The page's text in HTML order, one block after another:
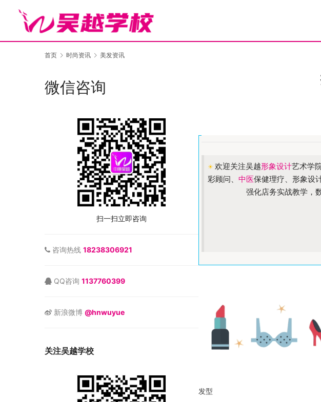
首页 时尚资讯 美发资讯
☀ 欢迎关注吴越形象设计艺术学
彩顾问、 中医保健理疗、形象设
强化店务实战教学，
发型
微信咨询
扫一扫立即咨询
咨询热线 18238306921
QQ咨询 1137760399
新浪微博 @hnwuyue
关注吴越学校